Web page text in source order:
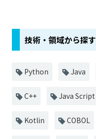
技術・領域から探す
Python Java
C++ Java Script
Kotlin COBOL